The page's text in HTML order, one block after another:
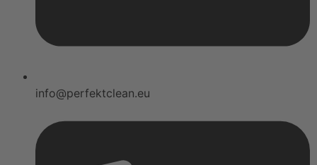
info@perfektclean.eu